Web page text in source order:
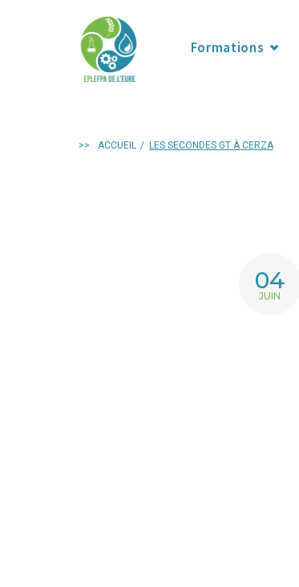
Formations
>> ACCUEIL / LES SECONDES GT À CERZA
04
JUIN